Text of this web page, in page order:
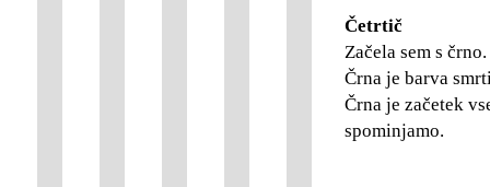
Četrtič
Začela sem s črno.
Črna je barva
Črna je začetek
spominjamo.